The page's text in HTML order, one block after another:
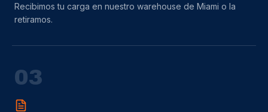
Recibimos tu carga en nuestro warehouse de Miami o la
retiramos.
03